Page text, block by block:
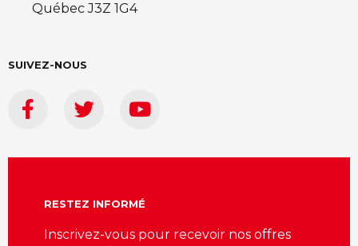
Québec J3Z 1G4
SUIVEZ-NOUS
RESTEZ INFORMÉ
Inscrivez-vous pour recevoir nos offres